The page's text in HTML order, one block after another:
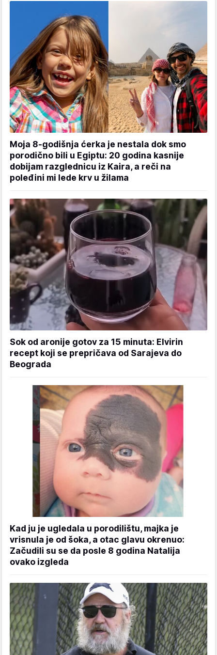
Moja 8-godišnja ćerka je nestala dok smo
porodično bili u Egiptu: 20 godina kasnije
dobijam razglednicu iz Kaira, a reči na
poleđini mi lede krv u žilama
Sok od aronije gotov za 15 minuta: Elvirin
recept koji se prepričava od Sarajeva do
Beograda
Kad ju je ugledala u porodilištu, majka je
vrisnula je od šoka, a otac glavu okrenuo:
Začudili su se da posle 8 godina Natalija
ovako izgleda